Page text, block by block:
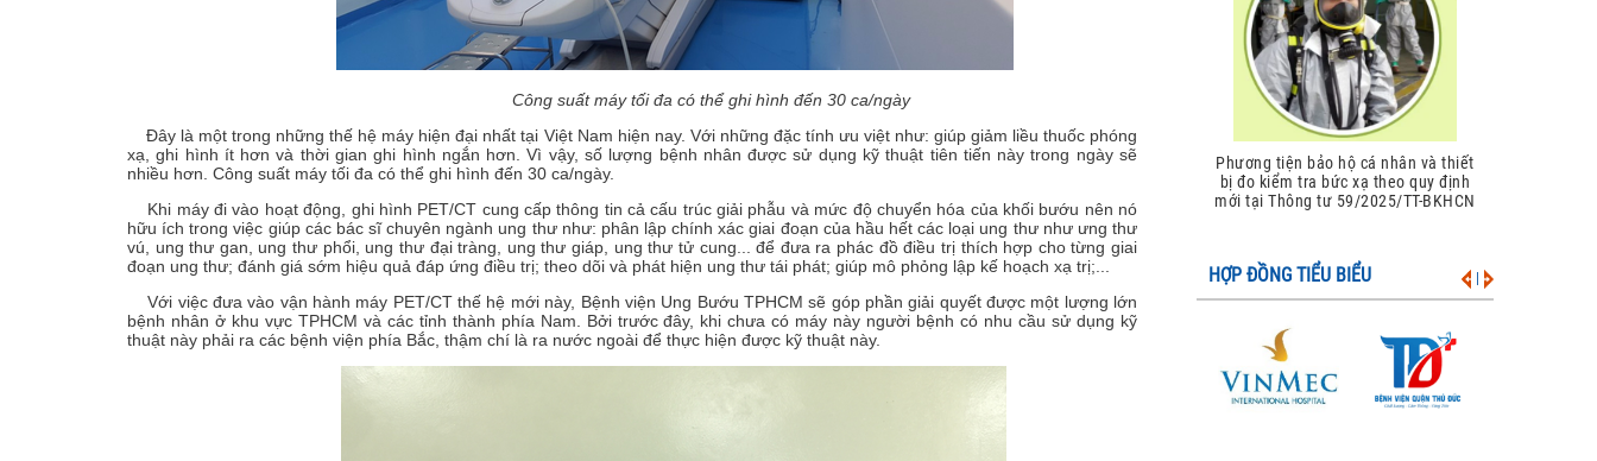
Công suất máy tối đa có thể ghi hình đến 30 ca/ngày
Đây là một trong những thế hệ máy hiện đại nhất tại Việt Nam hiện nay. Với những đặc tính ưu việt như: giúp giảm liều thuốc phóng
xạ, ghi hình ít hơn và thời gian ghi hình ngắn hơn. Vì vậy, số lượng bệnh nhân được sử dụng kỹ thuật tiên tiến này trong ngày sẽ
nhiều hơn. Công suất máy tối đa có thể ghi hình đến 30 ca/ngày.
Khi máy đi vào hoạt động, ghi hình PET/CT cung cấp thông tin cả cấu trúc giải phẫu và mức độ chuyển hóa của khối bướu nên nó
hữu ích trong việc giúp các bác sĩ chuyên ngành ung thư như: phân lập chính xác giai đoạn của hầu hết các loại ung thư như ưng thư
vú, ung thư gan, ung thư phổi, ung thư đại tràng, ung thư giáp, ung thư tử cung... để đưa ra phác đồ điều trị thích hợp cho từng giai
đoạn ung thư; đánh giá sớm hiệu quả đáp ứng điều trị; theo dõi và phát hiện ung thư tái phát; giúp mô phỏng lập kế hoạch xạ trị;...
Với việc đưa vào vận hành máy PET/CT thế hệ mới này, Bệnh viện Ung Bướu TPHCM sẽ góp phần giải quyết được một lượng lớn
bệnh nhân ở khu vực TPHCM và các tỉnh thành phía Nam. Bởi trước đây, khi chưa có máy này người bệnh có nhu cầu sử dụng kỹ
thuật này phải ra các bệnh viện phía Bắc, thậm chí là ra nước ngoài để thực hiện được kỹ thuật này.
Phương tiện bảo hộ cá nhân và thiết
bị đo kiểm tra bức xạ theo quy định
mới tại Thông tư 59/2025/TT-BKHCN
Giới hạn liều đối với chiếu xạ nghề
nghiệp và chiếu xạ công chúng
quy định tại Thông tư 59/2025/TT-
HỢP ĐỒNG TIỂU BIỂU